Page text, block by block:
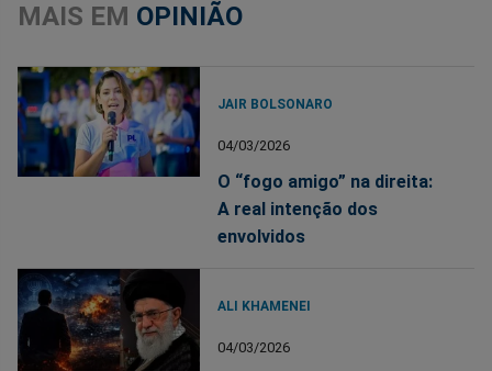
MAIS EM OPINIÃO
JAIR BOLSONARO
04/03/2026
O “fogo amigo” na direita:
A real intenção dos
envolvidos
ALI KHAMENEI
04/03/2026